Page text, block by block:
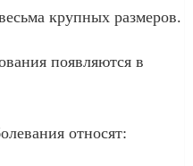
крупных размеров.
появляются в
относят: